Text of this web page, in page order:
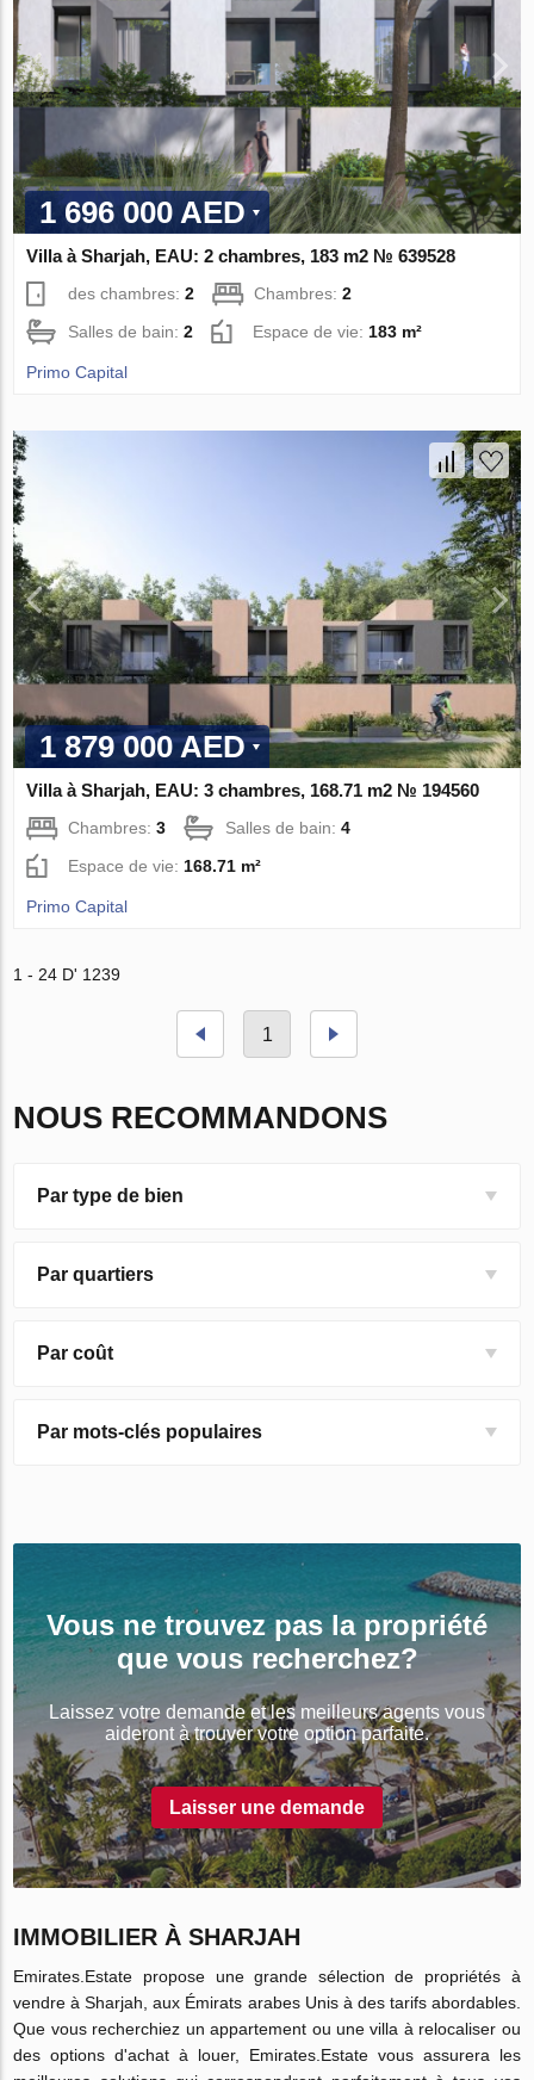
1 696 000 AED
Villa à Sharjah, EAU: 2 chambres, 183 m2 № 639528
des chambres:2 Chambres:2
Salles de bain:2 Espace de vie: 183 m²
Primo Capital
1 879 000 AED
Villa à Sharjah, EAU: 3 chambres, 168.71 m2 № 194560
Chambres:3 Salles de bain:4
Espace de vie:168.71 m²
Primo Capital
1 - 24 D' 1239
1
NOUS RECOMMANDONS
Par type de bien
Par quartiers
Par coût
Par mots-clés populaires
Vous ne trouvez pas la propriété
que vous recherchez?
Laissez votre demande et les meilleurs agents vous
aideront à trouver votre option parfaite.
Laisser une demande
IMMOBILIER À SHARJAH
Emirates.Estate propose une grande sélection de propriétés à
vendre à Sharjah, aux Émirats arabes Unis à des tarifs abordables.
Que vous recherchiez un appartement ou une villa à relocaliser ou
des options d'achat à louer, Emirates.Estate vous assurera les